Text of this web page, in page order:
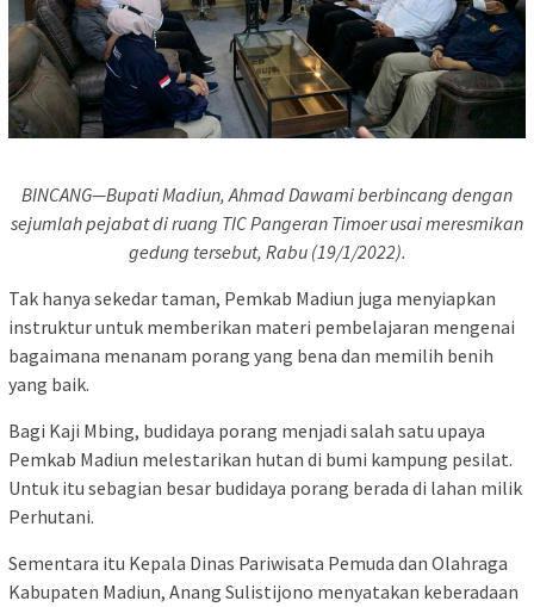
BINCANG—Bupati Madiun, Ahmad Dawami berbincang dengan
sejumlah pejabat di ruang TIC Pangeran Timoer usai meresmikan
gedung tersebut, Rabu (19/1/2022).
Tak hanya sekedar taman, Pemkab Madiun juga menyiapkan
instruktur untuk memberikan materi pembelajaran mengenai
bagaimana menanam porang yang bena dan memilih benih
yang baik.
Bagi Kaji Mbing, budidaya porang menjadi salah satu upaya
Pemkab Madiun melestarikan hutan di bumi kampung pesilat.
Untuk itu sebagian besar budidaya porang berada di lahan milik
Perhutani.
Sementara itu Kepala Dinas Pariwisata Pemuda dan Olahraga
Kabupaten Madiun, Anang Sulistijono menyatakan keberadaan